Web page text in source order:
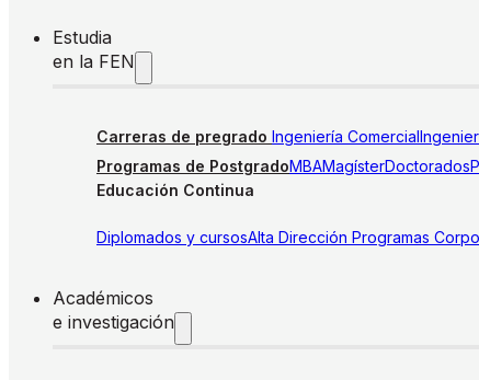
Estudia
en la FEN
Carreras de pregrado Ingeniería Comercial
Programas de PostgradoMBAMagísterDoctorados
Educación Continua
Diplomados y cursosAlta Dirección Programas
Académicos
e investigación